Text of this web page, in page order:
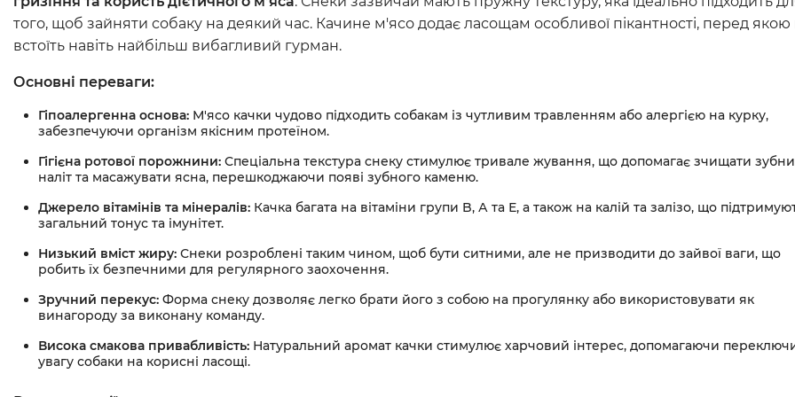
Урологічні препарати
Ветеринарні аксесуари
того, щоб зайняти собаку на деякий час. Качине м'ясо додає ласощам особливої пікантності, перед якою
встоїть навіть найбільш вибагливий гурман.
Основні переваги:
Гіпоалергенна основа: М'ясо качки чудово підходить собакам із чутливим травленням або алергією на курку,
забезпечуючи організм якісним протеїном.
Гігієна ротової порожнини: Спеціальна текстура снеку стимулює тривале жування, що допомагає зчищати
наліт та масажувати ясна, перешкоджаючи появі зубного каменю.
Джерело вітамінів та мінералів: Качка багата на вітаміни групи B, А та Е, а також на калій та залізо, що
загальний тонус та імунітет.
Низький вміст жиру: Снеки розроблені таким чином, щоб бути ситними, але не призводити до зайвої ваги, що
робить їх безпечними для регулярного заохочення.
Зручний перекус: Форма снеку дозволяє легко брати його з собою на прогулянку або використовувати як
винагороду за виконану команду.
Висока смакова привабливість: Натуральний аромат качки стимулює харчовий інтерес, допомагаючи
увагу собаки на корисні ласощі.